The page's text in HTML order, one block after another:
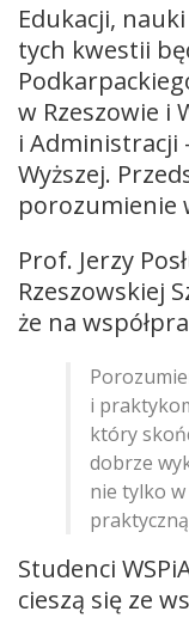
Edukacji,
tych kwestii
w Rzeszowie i
i Administracji
Wyższej.
porozumienie
Prof. Jerzy
Rzeszowskiej
że na
i
który
dobrze
nie tylko
Studenci
cieszą się ze